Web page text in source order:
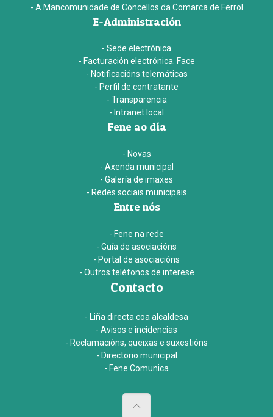
- A Mancomunidade de Concellos da Comarca de Ferrol
E-Administración
- Sede electrónica
- Facturación electrónica. Face
- Notificacións telemáticas
- Perfil de contratante
- Transparencia
- Intranet local
Fene ao día
- Novas
- Axenda municipal
- Galería de imaxes
- Redes sociais municipais
Entre nós
- Fene na rede
- Guía de asociacións
- Portal de asociacións
- Outros teléfonos de interese
Contacto
- Liña directa coa alcaldesa
- Avisos e incidencias
- Reclamacións, queixas e suxestións
- Directorio municipal
- Fene Comunica